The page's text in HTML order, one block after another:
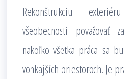
Rekonštrukciu
všeobecnosti považovať
nakoľko všetka práca sa
vonkajších priestoroch. Je